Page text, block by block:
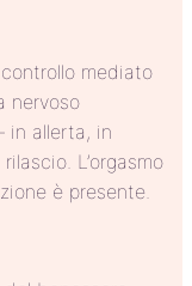
mediato
nervoso
in allerta, in
L’orgasmo
è presente.